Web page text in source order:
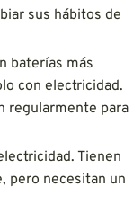
sus hábitos de
baterías más
con electricidad.
regularmente para
Tienen
pero necesitan un